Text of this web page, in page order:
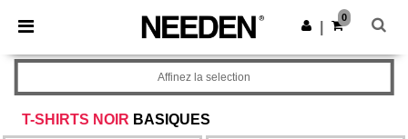
× Appli Needen
Meilleurs prix sur l’app !
Obtenir l'appli
0
T-SHIRTS NOIR BASIQUES
Affinez la selection